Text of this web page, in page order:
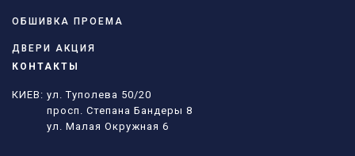
ОБШИВКА ПРОЕМА
ДВЕРИ АКЦИЯ
КОНТАКТЫ
КИЕВ: ул. Туполева 50/20
просп. Степана Бандеры 8
ул. Малая Окружная 6